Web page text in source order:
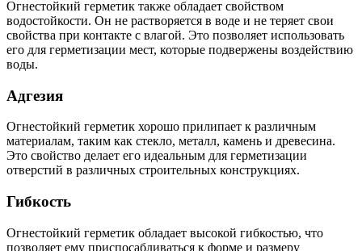
Огнестойкий герметик также обладает свойством
водостойкости. Он не растворяется в воде и не теряет свои
свойства при контакте с влагой. Это позволяет использовать
его для герметизации мест, которые подвержены воздействию
воды.
Адгезия
Огнестойкий герметик хорошо прилипает к различным
материалам, таким как стекло, металл, камень и древесина.
Это свойство делает его идеальным для герметизации
отверстий в различных строительных конструкциях.
Гибкость
Огнестойкий герметик обладает высокой гибкостью, что
позволяет ему приспосабливаться к форме и размеру